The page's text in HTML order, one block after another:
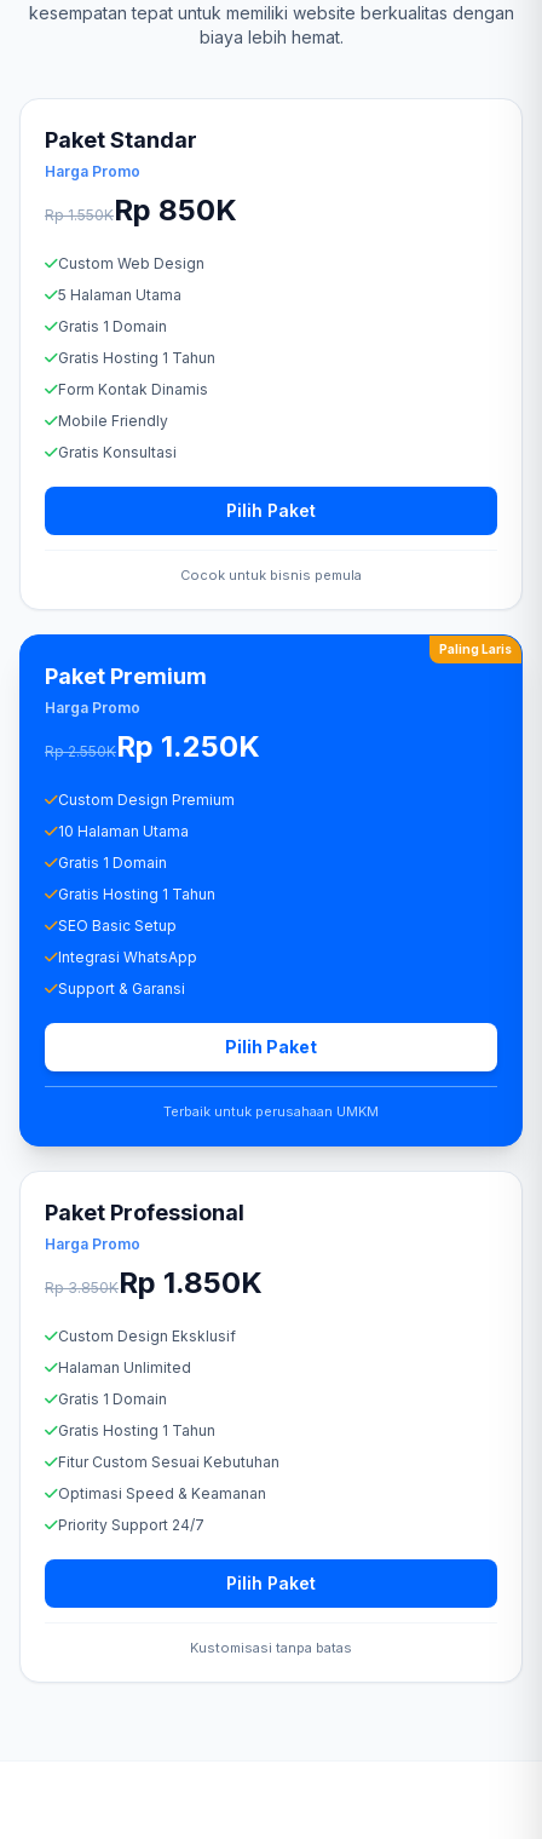
kesempatan tepat untuk memiliki website berkualitas dengan
biaya lebih hemat.
Paket Standar
Harga Promo
Rp 1.550KRp 850K
Custom Web Design
5 Halaman Utama
Gratis 1 Domain
Gratis Hosting 1 Tahun
Form Kontak Dinamis
Mobile Friendly
Gratis Konsultasi
Pilih Paket
Cocok untuk bisnis pemula
Paling Laris
Paket Premium
Harga Promo
Rp 2.550KRp 1.250K
Custom Design Premium
10 Halaman Utama
Gratis 1 Domain
Gratis Hosting 1 Tahun
SEO Basic Setup
Integrasi WhatsApp
Support & Garansi
Pilih Paket
Terbaik untuk perusahaan UMKM
Paket Professional
Harga Promo
Rp 3.850KRp 1.850K
Custom Design Eksklusif
Halaman Unlimited
Gratis 1 Domain
Gratis Hosting 1 Tahun
Fitur Custom Sesuai Kebutuhan
Optimasi Speed & Keamanan
Priority Support 24/7
Pilih Paket
Kustomisasi tanpa batas